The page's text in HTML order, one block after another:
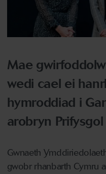
Mae
wedi cael ei
hymroddiad i
arobryn
Gwnaeth
gwobr rhanbarth Cymru